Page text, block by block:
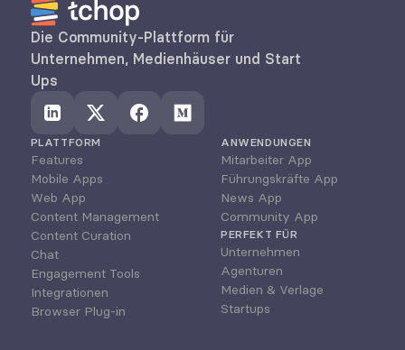
Die Community-Plattform für
Unternehmen, Medienhäuser und Start
Ups
PLATTFORM
Features
Mobile Apps
Web App
Content Management
Content Curation
Chat
Engagement Tools
Integrationen
Browser Plug-in
ANWENDUNGEN
Mitarbeiter App
Führungskräfte App
News App
Community App
PERFEKT FÜR
Unternehmen
Agenturen
Medien & Verlage
Startups